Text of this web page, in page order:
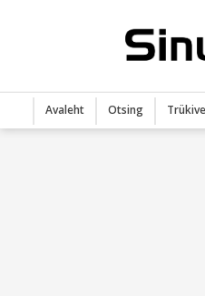
Avaleht Otsing